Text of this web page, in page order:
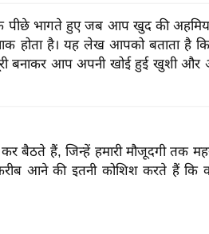
के पीछे भागते हुए जब आप खुद की
होता है। यह लेख आपको बताता है
बनाकर आप अपनी खोई हुई खुशी और
बैठते हैं, जिन्हें हमारी मौजूदगी तक
आने की इतनी कोशिश करते हैं